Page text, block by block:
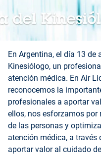
En Argentina, el día 13 de
Kinesiólogo, un
atención médica. En Air
reconocemos la
profesionales a aportar
ellos, nos esforzamos por
de las personas y
atención médica, a
aportar valor al cuidado